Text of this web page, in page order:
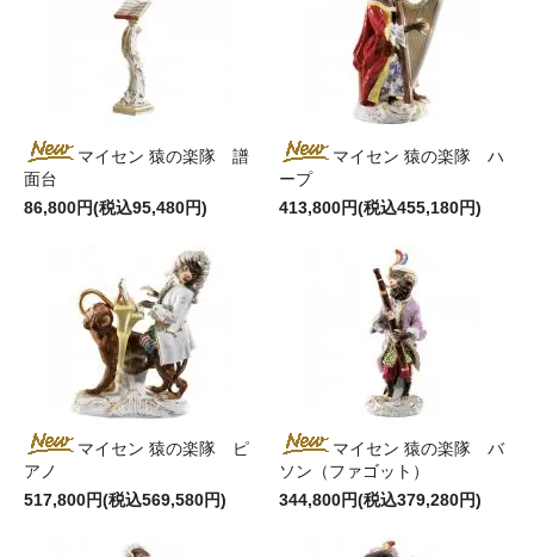
マイセン 猿の楽隊 譜
面台
86,800円(税込95,480円)
マイセン 猿の楽隊 ハ
ープ
413,800円(税込455,180円)
マイセン 猿の楽隊 ピ
アノ
517,800円(税込569,580円)
マイセン 猿の楽隊 バ
ソン（ファゴット）
344,800円(税込379,280円)